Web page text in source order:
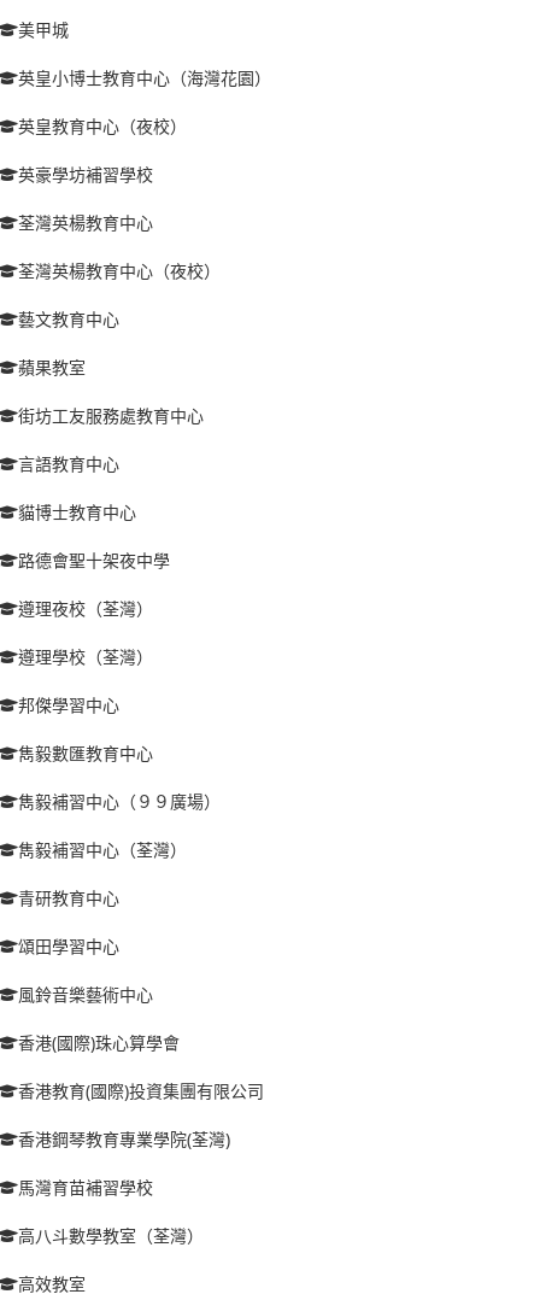
美甲城
英皇小博士教育中心（海灣花園）
英皇教育中心（夜校）
英豪學坊補習學校
荃灣英楊教育中心
荃灣英楊教育中心（夜校）
藝文教育中心
蘋果教室
街坊工友服務處教育中心
言語教育中心
貓博士教育中心
路德會聖十架夜中學
遵理夜校（荃灣）
遵理學校（荃灣）
邦傑學習中心
雋毅數匯教育中心
雋毅補習中心（９９廣場）
雋毅補習中心（荃灣）
青研教育中心
頌田學習中心
風鈴音樂藝術中心
香港(國際)珠心算學會
香港教育(國際)投資集團有限公司
香港鋼琴教育專業學院(荃灣)
馬灣育苗補習學校
高八斗數學教室（荃灣）
高效教室